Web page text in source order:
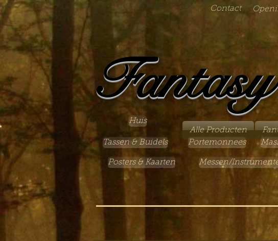
Contact
Huis
Alle Producten
Tassen & Buidels
Portemonnees
Posters & Kaarten Messen/